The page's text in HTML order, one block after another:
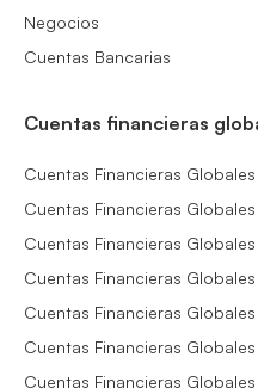
Negocios
Cuentas Bancarias
Cuentas financieras
Cuentas Financieras
Cuentas Financieras
Cuentas Financieras
Cuentas Financieras Globales
Cuentas Financieras
Cuentas Financieras
Cuentas Financieras